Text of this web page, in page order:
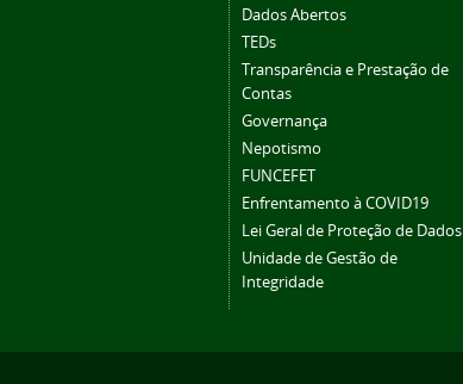
Dados Abertos
TEDs
Transparência e Prestação de
Contas
Governança
Nepotismo
FUNCEFET
Enfrentamento à COVID19
Lei Geral de Proteção de Dados
Unidade de Gestão de
Integridade